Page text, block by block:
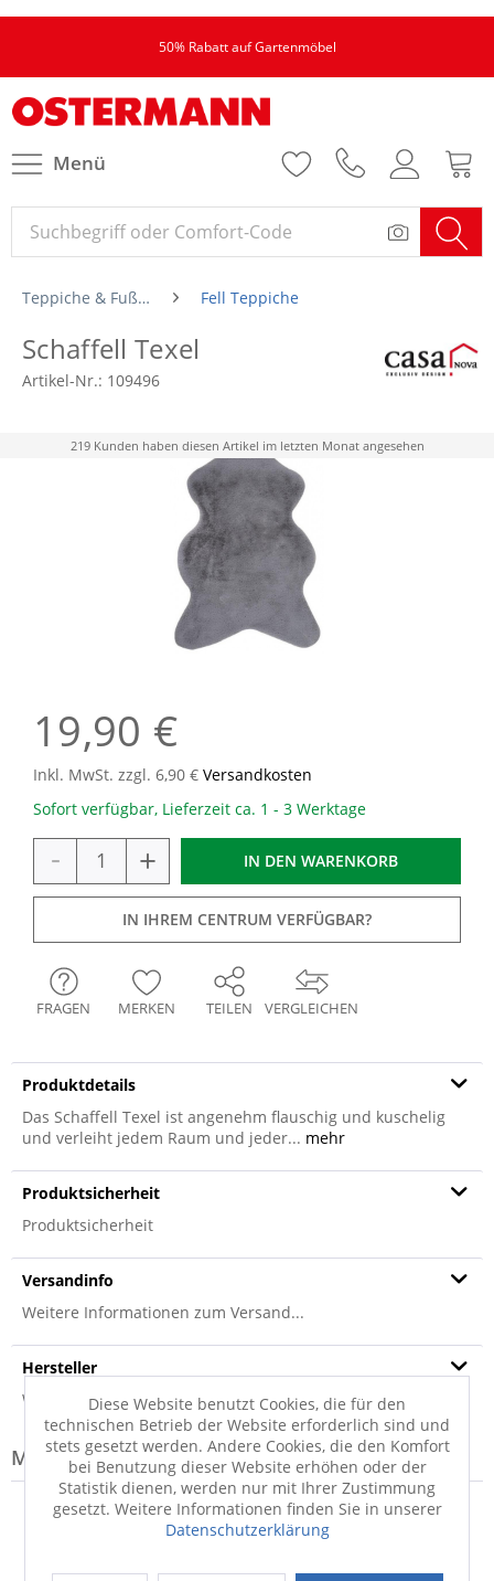
50% Rabatt auf Gartenmöbel
Menü
Teppiche & Fußmatten Fell Teppiche
Schaffell Texel
Artikel-Nr.: 109496
219 Kunden haben diesen Artikel im letzten Monat angesehen
19,90 €
Inkl. MwSt. zzgl. 6,90 € Versandkosten
Sofort verfügbar, Lieferzeit ca. 1 - 3 Werktage
- + IN DEN WARENKORB
IN IHREM CENTRUM VERFÜGBAR?
VERGLEICHEN
FRAGEN MERKEN TEILEN
Produktdetails
Das Schaffell Texel ist angenehm flauschig und kuschelig
und verleiht jedem Raum und jeder... mehr
Produktsicherheit
Produktsicherheit
Versandinfo
Weitere Informationen zum Versand...
Hersteller
Weitere Informationen zum Hersteller...
Modell-Familie: TEXEL
Diese Website benutzt Cookies, die für den
technischen Betrieb der Website erforderlich sind und
stets gesetzt werden. Andere Cookies, die den Komfort
bei Benutzung dieser Website erhöhen oder der
Statistik dienen, werden nur mit Ihrer Zustimmung
gesetzt. Weitere Informationen finden Sie in unserer
Datenschutzerklärung